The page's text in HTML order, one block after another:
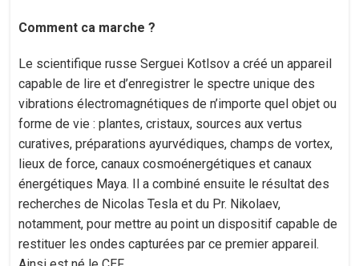
Comment ca marche ?
Le scientifique russe Serguei Kotlsov a créé un appareil
capable de lire et d’enregistrer le spectre unique des
vibrations électromagnétiques de n’importe quel objet ou
forme de vie : plantes, cristaux, sources aux vertus
curatives, préparations ayurvédiques, champs de vortex,
lieux de force, canaux cosmoénergétiques et canaux
énergétiques Maya. Il a combiné ensuite le résultat des
recherches de Nicolas Tesla et du Pr. Nikolaev,
notamment, pour mettre au point un dispositif capable de
restituer les ondes capturées par ce premier appareil.